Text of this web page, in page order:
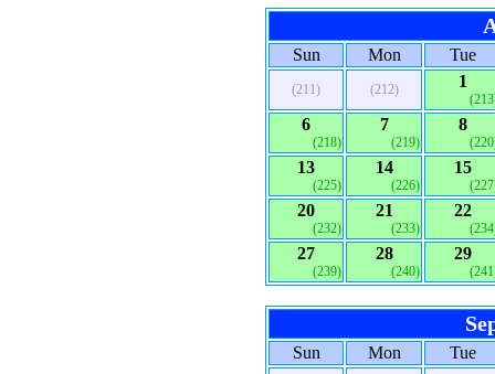
Sun Mon Tue
(211) (212) 1
6
(218)
7
(219)
8
13
(225)
14
(226)
15
20
(232)
21
(233)
22
27
(239)
28
(240)
29
Sun Mon Tue